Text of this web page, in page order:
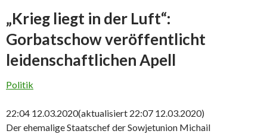
„Krieg liegt in der Luft“:
Gorbatschow veröffentlicht
leidenschaftlichen Apell
Politik
22:04 12.03.2020(aktualisiert 22:07 12.03.2020)
Der ehemalige Staatschef der Sowjetunion Michail